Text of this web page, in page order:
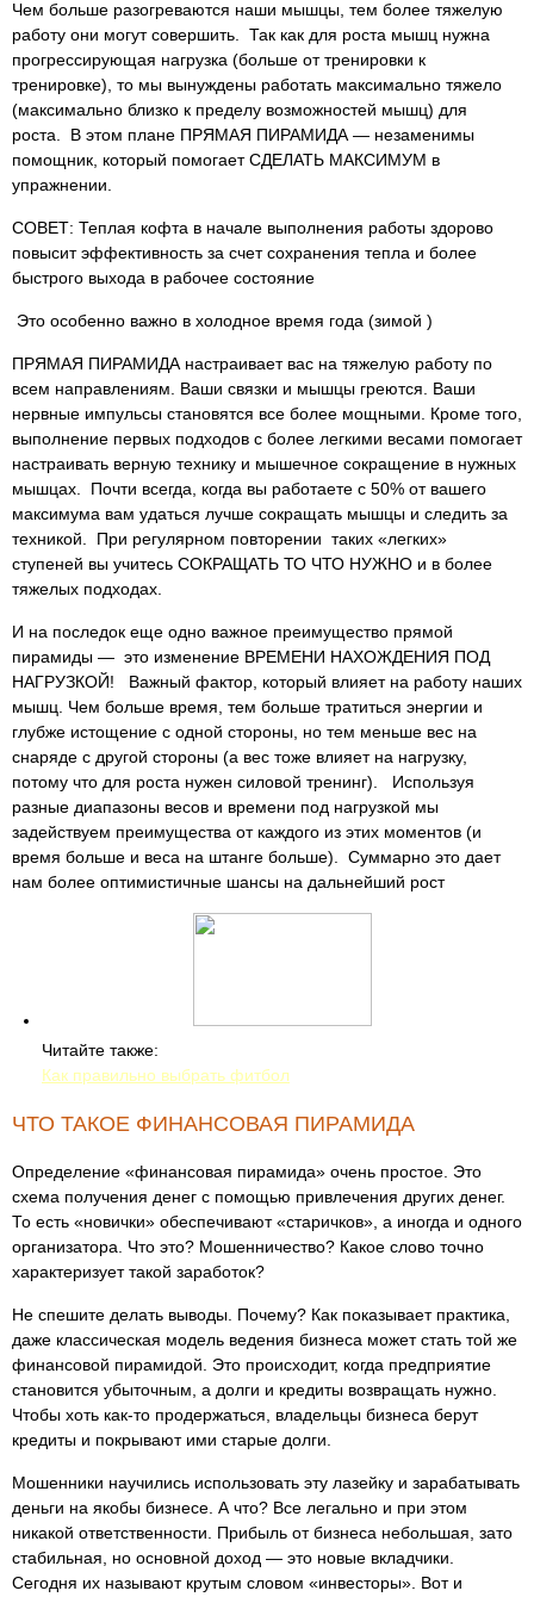
Чем больше разогреваются наши мышцы, тем более тяжелую
работу они могут совершить. Так как для роста мышц нужна
прогрессирующая нагрузка (больше от тренировки к
тренировке), то мы вынуждены работать максимально тяжело
(максимально близко к пределу возможностей мышц) для
роста. В этом плане ПРЯМАЯ ПИРАМИДА — незаменимы
помощник, который помогает СДЕЛАТЬ МАКСИМУМ в
упражнении.
СОВЕТ: Теплая кофта в начале выполнения работы здорово
повысит эффективность за счет сохранения тепла и более
быстрого выхода в рабочее состояние
Это особенно важно в холодное время года (зимой )
ПРЯМАЯ ПИРАМИДА настраивает вас на тяжелую работу по
всем направлениям. Ваши связки и мышцы греются. Ваши
нервные импульсы становятся все более мощными. Кроме того,
выполнение первых подходов с более легкими весами помогает
настраивать верную технику и мышечное сокращение в нужных
мышцах. Почти всегда, когда вы работаете с 50% от вашего
максимума вам удаться лучше сокращать мышцы и следить за
техникой. При регулярном повторении таких «легких»
ступеней вы учитесь СОКРАЩАТЬ ТО ЧТО НУЖНО и в более
тяжелых подходах.
И на последок еще одно важное преимущество прямой
пирамиды — это изменение ВРЕМЕНИ НАХОЖДЕНИЯ ПОД
НАГРУЗКОЙ! Важный фактор, который влияет на работу наших
мышц. Чем больше время, тем больше тратиться энергии и
глубже истощение с одной стороны, но тем меньше вес на
снаряде с другой стороны (а вес тоже влияет на нагрузку,
потому что для роста нужен силовой тренинг). Используя
разные диапазоны весов и времени под нагрузкой мы
задействуем преимущества от каждого из этих моментов (и
время больше и веса на штанге больше). Суммарно это дает
нам более оптимистичные шансы на дальнейший рост
Читайте также:
Как правильно выбрать фитбол
ЧТО ТАКОЕ ФИНАНСОВАЯ ПИРАМИДА
Определение «финансовая пирамида» очень простое. Это
схема получения денег с помощью привлечения других денег.
То есть «новички» обеспечивают «старичков», а иногда и одного
организатора. Что это? Мошенничество? Какое слово точно
характеризует такой заработок?
Не спешите делать выводы. Почему? Как показывает практика,
даже классическая модель ведения бизнеса может стать той же
финансовой пирамидой. Это происходит, когда предприятие
становится убыточным, а долги и кредиты возвращать нужно.
Чтобы хоть как-то продержаться, владельцы бизнеса берут
кредиты и покрывают ими старые долги.
Мошенники научились использовать эту лазейку и зарабатывать
деньги на якобы бизнесе. А что? Все легально и при этом
никакой ответственности. Прибыль от бизнеса небольшая, зато
стабильная, но основной доход — это новые вкладчики.
Сегодня их называют крутым словом «инвесторы». Вот и